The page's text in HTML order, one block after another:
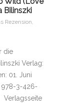
Bilinszki
Rezension,
die
Verlag:
01. Juni
978-3-426-
Verlagsseite